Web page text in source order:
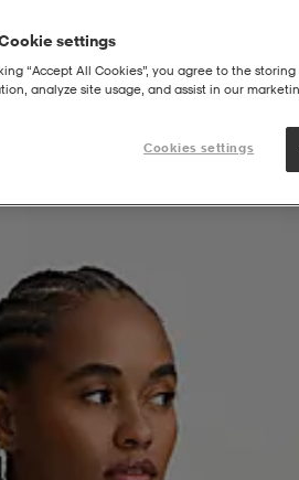
settings
“Accept All Cookies”, you agree to the
analyze site usage, and assist in our
Cookies settings